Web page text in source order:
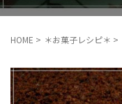
HOME > ＊お菓子レシピ＊ >